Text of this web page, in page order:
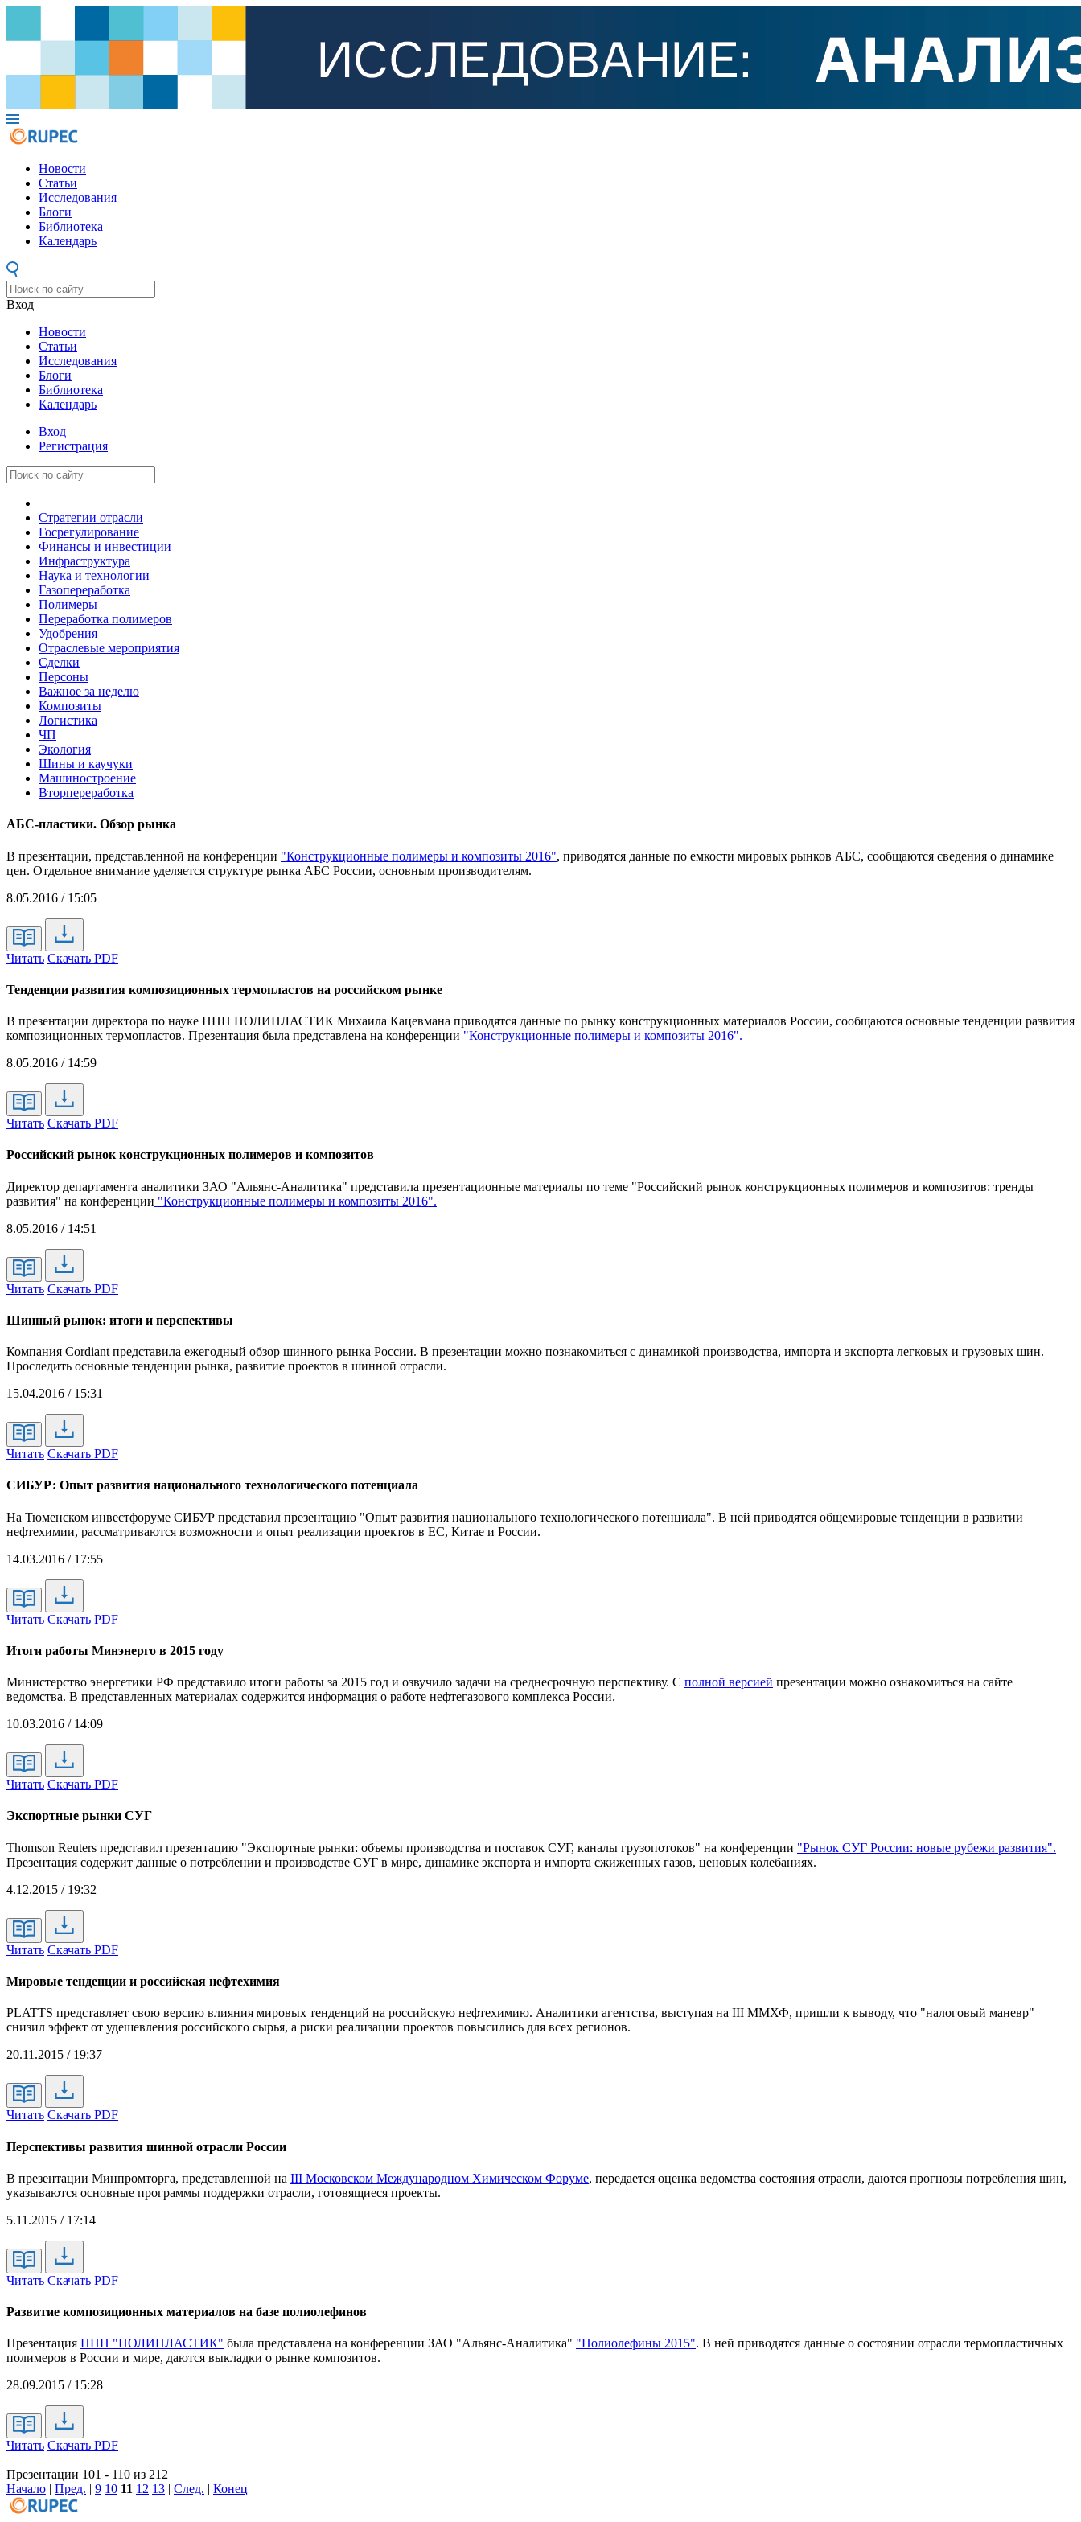
Новости
Статьи
Исследования
Блоги
Библиотека
Календарь
Вход
Новости
Статьи
Исследования
Блоги
Библиотека
Календарь
Вход
Регистрация
Стратегии отрасли
Госрегулирование
Финансы и инвестиции
Инфраструктура
Наука и технологии
Газопереработка
Полимеры
Переработка полимеров
Удобрения
Отраслевые мероприятия
Сделки
Персоны
Важное за неделю
Композиты
Логистика
ЧП
Экология
Шины и каучуки
Машиностроение
Вторпереработка
АБС-пластики. Обзор рынка
В презентации, представленной на конференции "Конструкционные полимеры и композиты 2016", приводятся данные по емкости мировых рынков АБС, сообщаются сведения о динамике
цен. Отдельное внимание уделяется структуре рынка АБС России, основным производителям.
8.05.2016 / 15:05
Читать Скачать PDF
Тенденции развития композиционных термопластов на российском рынке
В презентации директора по науке НПП ПОЛИПЛАСТИК Михаила Кацевмана приводятся данные по рынку конструкционных материалов России, сообщаются основные тенденции развития
композиционных термопластов. Презентация была представлена на конференции "Конструкционные полимеры и композиты 2016".
8.05.2016 / 14:59
Читать Скачать PDF
Российский рынок конструкционных полимеров и композитов
Директор департамента аналитики ЗАО "Альянс-Аналитика" представила презентационные материалы по теме "Российский рынок конструкционных полимеров и композитов: тренды
развития" на конференции "Конструкционные полимеры и композиты 2016".
8.05.2016 / 14:51
Читать Скачать PDF
Шинный рынок: итоги и перспективы
Компания Cordiant представила ежегодный обзор шинного рынка России. В презентации можно познакомиться с динамикой производства, импорта и экспорта легковых и грузовых шин.
Проследить основные тенденции рынка, развитие проектов в шинной отрасли.
15.04.2016 / 15:31
Читать Скачать PDF
СИБУР: Опыт развития национального технологического потенциала
На Тюменском инвестфоруме СИБУР представил презентацию "Опыт развития национального технологического потенциала". В ней приводятся общемировые тенденции в развитии
нефтехимии, рассматриваются возможности и опыт реализации проектов в ЕС, Китае и России.
14.03.2016 / 17:55
Читать Скачать PDF
Итоги работы Минэнерго в 2015 году
Министерство энергетики РФ представило итоги работы за 2015 год и озвучило задачи на среднесрочную перспективу. С полной версией презентации можно ознакомиться на сайте
ведомства. В представленных материалах содержится информация о работе нефтегазового комплекса России.
10.03.2016 / 14:09
Читать Скачать PDF
Экспортные рынки СУГ
Thomson Reuters представил презентацию "Экспортные рынки: объемы производства и поставок СУГ, каналы грузопотоков" на конференции "Рынок СУГ России: новые рубежи развития".
Презентация содержит данные о потреблении и производстве СУГ в мире, динамике экспорта и импорта сжиженных газов, ценовых колебаниях.
4.12.2015 / 19:32
Читать Скачать PDF
Мировые тенденции и российская нефтехимия
PLATTS представляет свою версию влияния мировых тенденций на российскую нефтехимию. Аналитики агентства, выступая на III ММХФ, пришли к выводу, что "налоговый маневр"
снизил эффект от удешевления российского сырья, а риски реализации проектов повысились для всех регионов.
20.11.2015 / 19:37
Читать Скачать PDF
Перспективы развития шинной отрасли России
В презентации Минпромторга, представленной на III Московском Международном Химическом Форуме, передается оценка ведомства состояния отрасли, даются прогнозы потребления шин,
указываются основные программы поддержки отрасли, готовящиеся проекты.
5.11.2015 / 17:14
Читать Скачать PDF
Развитие композиционных материалов на базе полиолефинов
Презентация НПП "ПОЛИПЛАСТИК" была представлена на конференции ЗАО "Альянс-Аналитика" "Полиолефины 2015". В ней приводятся данные о состоянии отрасли термопластичных
полимеров в России и мире, даются выкладки о рынке композитов.
28.09.2015 / 15:28
Читать Скачать PDF
Презентации 101 - 110 из 212
Начало | Пред. | 9 10 11 12 13 | След. | Конец